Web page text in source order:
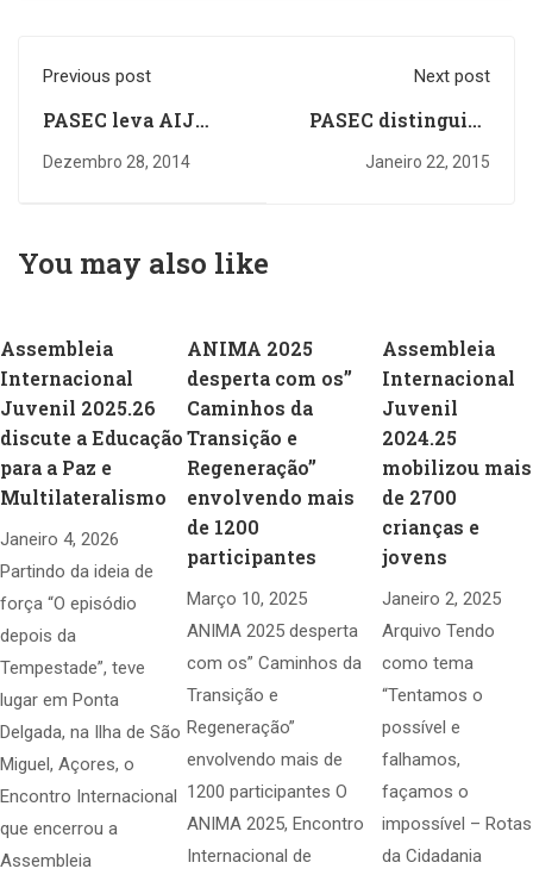
Previous post
PASEC leva AIJ
2014 a Espanha
Dezembro 28, 2014
Next post
PASEC distinguida
como ES +
Janeiro 22, 2015
You may also like
Assembleia
Internacional
Juvenil 2025.26
discute a Educação
para a Paz e
Multilateralismo
Janeiro 4, 2026
Partindo da ideia de
força “O episódio
depois da
Tempestade”, teve
lugar em Ponta
Delgada, na Ilha de São
Miguel, Açores, o
Encontro Internacional
que encerrou a
Assembleia
ANIMA 2025
desperta com os”
Caminhos da
Transição e
Regeneração”
envolvendo mais
de 1200
participantes
Março 10, 2025
ANIMA 2025 desperta
com os” Caminhos da
Transição e
Regeneração”
envolvendo mais de
1200 participantes O
ANIMA 2025, Encontro
Internacional de
Assembleia
Internacional
Juvenil
2024.25
mobilizou mais
de 2700
crianças e
jovens
Janeiro 2, 2025
Arquivo Tendo
como tema
“Tentamos o
possível e
falhamos,
façamos o
impossível – Rotas
da Cidadania